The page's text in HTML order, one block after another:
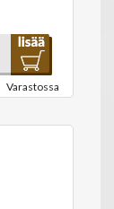
Varastossa